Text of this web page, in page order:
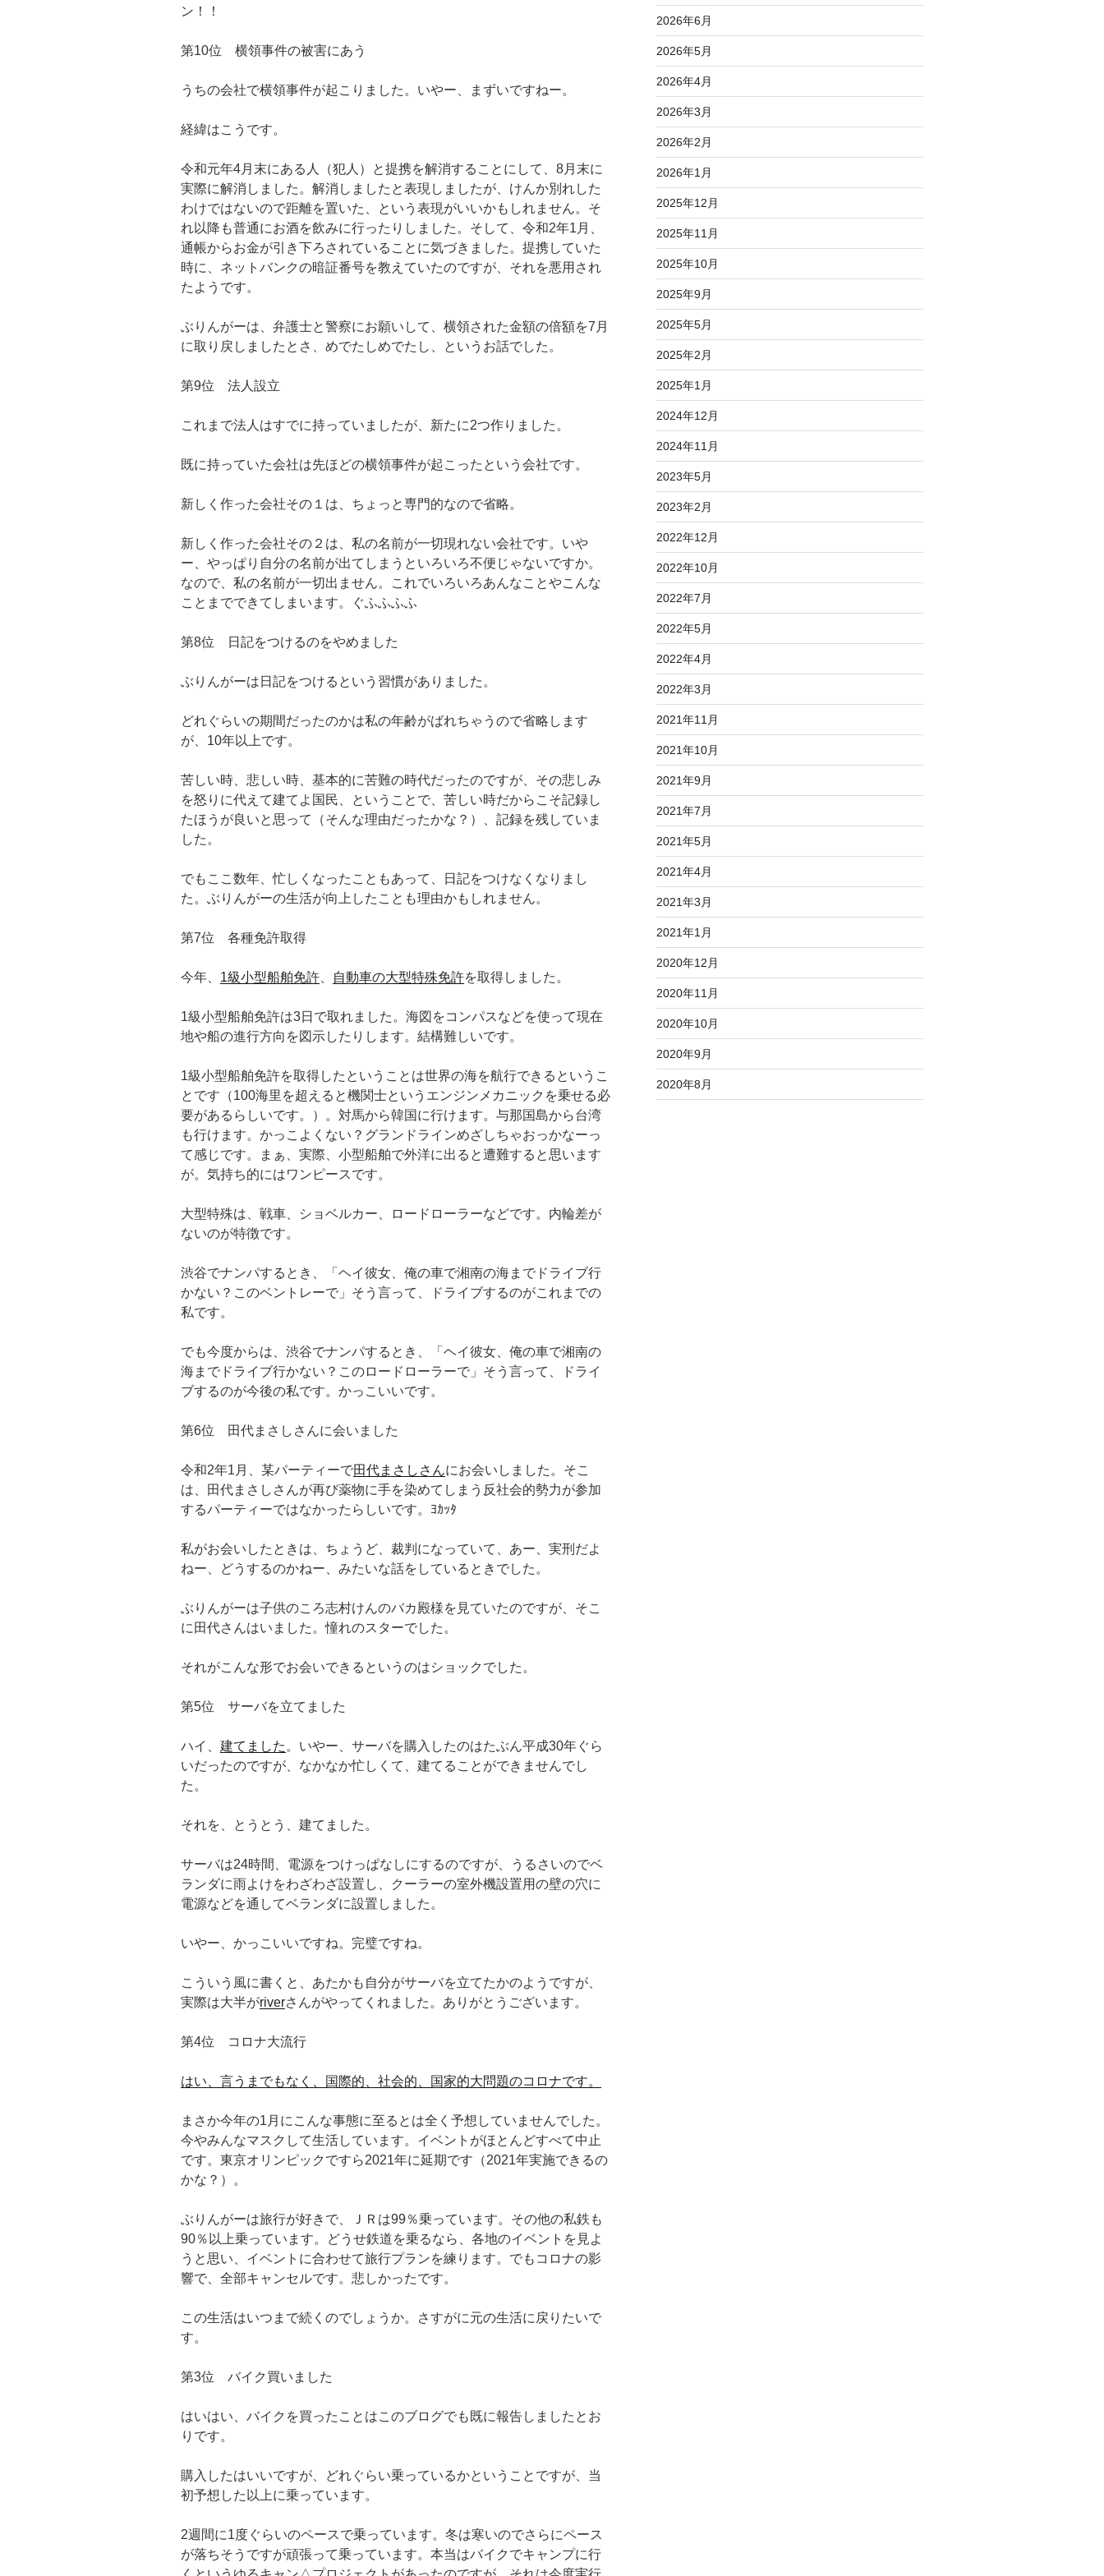
ン！！
第10位 横領事件の被害にあう
うちの会社で横領事件が起こりました。いやー、まずいですねー。
経緯はこうです。
令和元年4月末にある人（犯人）と提携を解消することにして、8月末に
実際に解消しました。解消しましたと表現しましたが、けんか別れした
わけではないので距離を置いた、という表現がいいかもしれません。そ
れ以降も普通にお酒を飲みに行ったりしました。そして、令和2年1月、
通帳からお金が引き下ろされていることに気づきました。提携していた
時に、ネットバンクの暗証番号を教えていたのですが、それを悪用され
たようです。
ぶりんがーは、弁護士と警察にお願いして、横領された金額の倍額を7月
に取り戻しましたとさ、めでたしめでたし、というお話でした。
第9位 法人設立
これまで法人はすでに持っていましたが、新たに2つ作りました。
既に持っていた会社は先ほどの横領事件が起こったという会社です。
新しく作った会社その１は、ちょっと専門的なので省略。
新しく作った会社その２は、私の名前が一切現れない会社です。いや
ー、やっぱり自分の名前が出てしまうといろいろ不便じゃないですか。
なので、私の名前が一切出ません。これでいろいろあんなことやこんな
ことまでできてしまいます。ぐふふふふ
第8位 日記をつけるのをやめました
ぶりんがーは日記をつけるという習慣がありました。
どれぐらいの期間だったのかは私の年齢がばれちゃうので省略します
が、10年以上です。
苦しい時、悲しい時、基本的に苦難の時代だったのですが、その悲しみ
を怒りに代えて建てよ国民、ということで、苦しい時だからこそ記録し
たほうが良いと思って（そんな理由だったかな？）、記録を残していま
した。
でもここ数年、忙しくなったこともあって、日記をつけなくなりまし
た。ぶりんがーの生活が向上したことも理由かもしれません。
第7位 各種免許取得
今年、 1級小型船舶免許 自動車の大型特殊免許を取得しました。
1級小型船舶免許は3日で取れました。海図をコンパスなどを使って現在
地や船の進行方向を図示したりします。結構難しいです。
1級小型船舶免許を取得したということは世界の海を航行できるというこ
とです（100海里を超えると機関士というエンジンメカニックを乗せる必
要があるらしいです。）。対馬から韓国に行けます。与那国島から台湾
も行けます。かっこよくない？グランドラインめざしちゃおっかなーっ
て感じです。まぁ、実際、小型船舶で外洋に出ると遭難すると思います
が。気持ち的にはワンピースです。
大型特殊は、戦車、ショベルカー、ロードローラーなどです。内輪差が
ないのが特徴です。
渋谷でナンパするとき、「ヘイ彼女、俺の車で湘南の海までドライブ行
かない？このベントレーで」そう言って、ドライブするのがこれまでの
私です。
でも今度からは、渋谷でナンパするとき、「ヘイ彼女、俺の車で湘南の
海までドライブ行かない？このロードローラーで」そう言って、ドライ
ブするのが今後の私です。かっこいいです。
第6位 田代まさしさんに会いました
令和2年1月、某パーティーで田代まさしさんにお会いしました。そこ
は、田代まさしさんが再び薬物に手を染めてしまう反社会的勢力が参加
するパーティーではなかったらしいです。ﾖｶｯﾀ
私がお会いしたときは、ちょうど、裁判になっていて、あー、実刑だよ
ねー、どうするのかねー、みたいな話をしているときでした。
ぶりんがーは子供のころ志村けんのバカ殿様を見ていたのですが、そこ
に田代さんはいました。憧れのスターでした。
それがこんな形でお会いできるというのはショックでした。
第5位 サーバを立てました
ハイ、 建てました 。いやー、サーバを購入したのはたぶん平成30年ぐら
いだったのですが、なかなか忙しくて、建てることができませんでし
た。
それを、とうとう、建てました。
サーバは24時間、電源をつけっぱなしにするのですが、うるさいのでベ
ランダに雨よけをわざわざ設置し、クーラーの室外機設置用の壁の穴に
電源などを通してベランダに設置しました。
いやー、かっこいいですね。完璧ですね。
こういう風に書くと、あたかも自分がサーバを立てたかのようですが、
実際は大半がriverさんがやってくれました。ありがとうございます。
第4位 コロナ大流行
はい、言うまでもなく、国際的、社会的、国家的大問題のコロナです。
まさか今年の1月にこんな事態に至るとは全く予想していませんでした。
今やみんなマスクして生活しています。イベントがほとんどすべて中止
です。東京オリンピックですら2021年に延期です（2021年実施できるの
かな？）。
ぶりんがーは旅行が好きで、ＪＲは99％乗っています。その他の私鉄も
90％以上乗っています。どうせ鉄道を乗るなら、各地のイベントを見よ
うと思い、イベントに合わせて旅行プランを練ります。でもコロナの影
響で、全部キャンセルです。悲しかったです。
この生活はいつまで続くのでしょうか。さすがに元の生活に戻りたいで
す。
第3位 バイク買いました
はいはい、バイクを買ったことはこのブログでも既に報告しましたとお
りです。
購入したはいいですが、どれぐらい乗っているかということですが、当
初予想した以上に乗っています。
2週間に1度ぐらいのペースで乗っています。冬は寒いのでさらにペース
が落ちそうですが頑張って乗っています。本当はバイクでキャンプに行
2026年6月
2026年5月
2026年4月
2026年3月
2026年2月
2026年1月
2025年12月
2025年11月
2025年10月
2025年9月
2025年5月
2025年2月
2025年1月
2024年12月
2024年11月
2023年5月
2023年2月
2022年12月
2022年10月
2022年7月
2022年5月
2022年4月
2022年3月
2021年11月
2021年10月
2021年9月
2021年7月
2021年5月
2021年4月
2021年3月
2021年1月
2020年12月
2020年11月
2020年10月
2020年9月
2020年8月